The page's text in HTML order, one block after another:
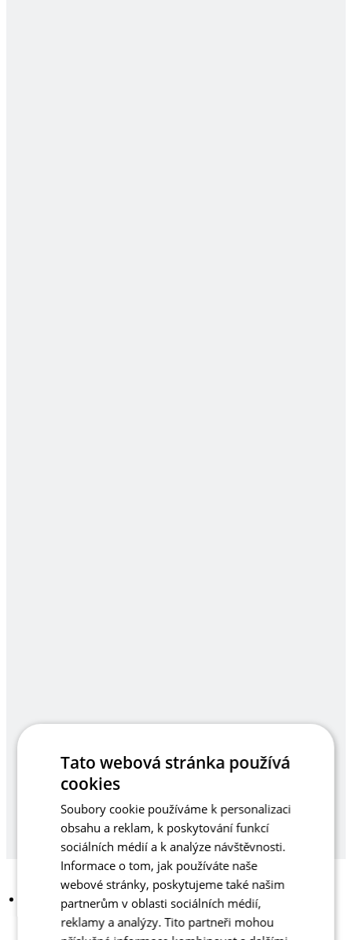
Tato webová stránka používá
cookies
Soubory cookie používáme k personalizaci
obsahu a reklam, k poskytování funkcí
sociálních médií a k analýze návštěvnosti.
Informace o tom, jak používáte naše
webové stránky, poskytujeme také našim
partnerům v oblasti sociálních médií,
reklamy a analýzy. Tito partneři mohou